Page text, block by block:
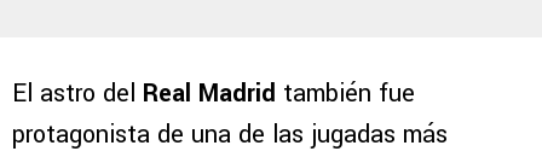
El astro del Real Madrid también fue
protagonista de una de las jugadas más